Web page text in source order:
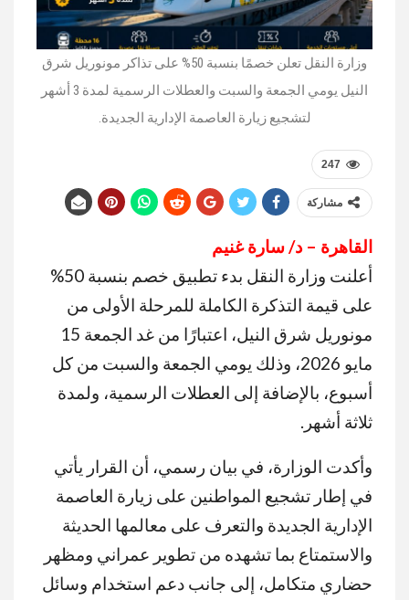
وزارة النقل تعلن خصمًا بنسبة 50% على تذاكر مونوريل شرق
النيل يومي الجمعة والسبت والعطلات الرسمية لمدة 3 أشهر
لتشجيع زيارة العاصمة الإدارية الجديدة.
247
مشاركة
القاهرة – د/ سارة غنيم
أعلنت وزارة النقل بدء تطبيق خصم بنسبة 50%
على قيمة التذكرة الكاملة للمرحلة الأولى من
مونوريل شرق النيل، اعتبارًا من غد الجمعة 15
مايو 2026، وذلك يومي الجمعة والسبت من كل
أسبوع، بالإضافة إلى العطلات الرسمية، ولمدة
ثلاثة أشهر.
وأكدت الوزارة، في بيان رسمي، أن القرار يأتي
في إطار تشجيع المواطنين على زيارة العاصمة
الإدارية الجديدة والتعرف على معالمها الحديثة
والاستمتاع بما تشهده من تطوير عمراني ومظهر
حضاري متكامل، إلى جانب دعم استخدام وسائل